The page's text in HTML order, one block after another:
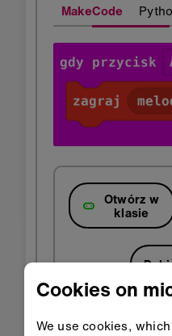
MakeCode
Otwórz w
klasie
Cookies on
We use cookies,